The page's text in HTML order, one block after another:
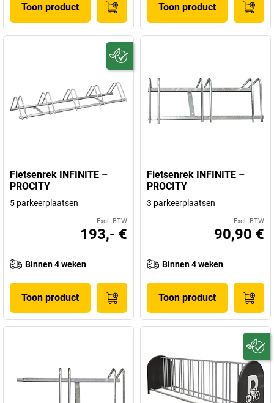
Toon product Toon product
Fietsenrek INFINITE –
PROCITY
5 parkeerplaatsen
Excl. BTW
193,- €
Binnen 4 weken
Toon product
Fietsenrek INFINITE –
PROCITY
3 parkeerplaatsen
Excl. BTW
90,90 €
Binnen 4 weken
Toon product